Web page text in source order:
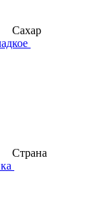
Сахар
Страна